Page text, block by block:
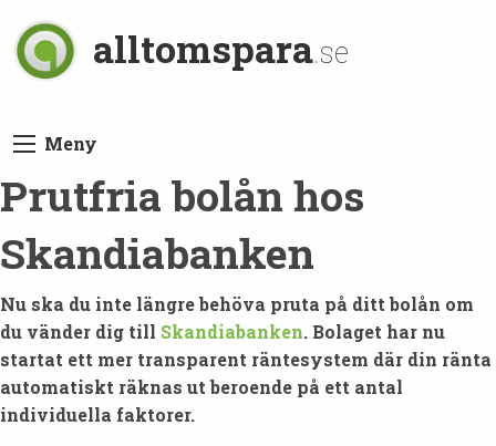
alltomspara.se
Meny
Prutfria bolån hos
Skandiabanken
Nu ska du inte längre behöva pruta på ditt bolån om
du vänder dig till Skandiabanken. Bolaget har nu
startat ett mer transparent räntesystem där din ränta
automatiskt räknas ut beroende på ett antal
individuella faktorer.